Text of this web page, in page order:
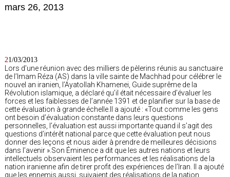
mars 26, 2013
21/03/2013
Lors d’une réunion avec des milliers de pèlerins réunis au sanctuaire
de l’Imam Réza (AS) dans la ville sainte de Machhad pour célébrer le
nouvel an iranien, l’Ayatollah Khamenei, Guide suprême de la
Révolution islamique, a déclaré qu’il était nécessaire d’évaluer les
forces et les faiblesses de l’année 1391 et de planifier sur la base de
cette évaluation à grande échelle.Il a ajouté : «Tout comme les gens
ont besoin d’évaluation constante dans leurs questions
personnelles, l’évaluation est aussi importante quand il s’agit des
questions d’intérêt national parce que cette évaluation peut nous
donner des leçons et nous aider à prendre de meilleures décisions
dans l’avenir ».Son Éminence a dit que les autres nations et leurs
intellectuels observaient les performances et les réalisations de la
nation iranienne afin de tirer profit des expériences de l’Iran. Il a ajouté
que les ennemis aussi, suivaient des réalisations de la nation